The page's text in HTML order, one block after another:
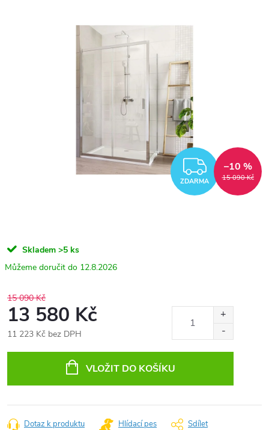
ZDARMA 15 090 Kč
–10 %
Skladem >5 ks
12.8.2026
15 090 Kč
13 580 Kč
11 223 Kč bez DPH
VLOŽIT DO KOŠÍKU
Dotaz k produktu Hlídací pes Sdílet